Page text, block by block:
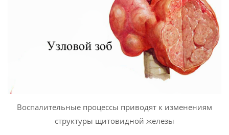
Воспалительные процессы приводят к изменениям
структуры щитовидной железы